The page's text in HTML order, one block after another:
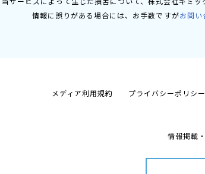
情報に誤りがある場合には、お手数ですがお問い
メディア利用規約 プライバシーポリシー
情報掲載